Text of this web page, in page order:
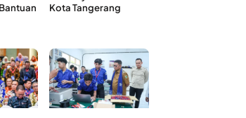
Kota Tangerang